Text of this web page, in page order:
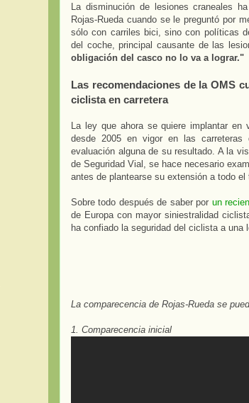
La disminución de lesiones craneales
Rojas-Rueda cuando se le preguntó por
sólo con carriles bici, sino con políticas
del coche, principal causante de las
obligación del casco no lo va a lograr."
Las recomendaciones de la OMS
ciclista en carretera
La ley que ahora se quiere implantar
desde 2005 en vigor en las
evaluación alguna de su resultado. A la
de Seguridad Vial, se hace necesario
antes de plantearse su extensión a todo el
Sobre todo después de saber por un
de Europa con mayor siniestralidad
ha confiado la seguridad del ciclista a una
La comparecencia de Rojas-Rueda se
1. Comparecencia inicial